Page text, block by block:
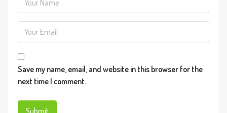
Save my name, email, and website in this browser for the
next time I comment.